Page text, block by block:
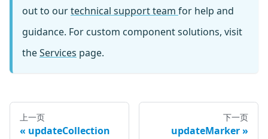
out to ourtechnical support team for help and
guidance. For custom component solutions, visit
theServices page.
上一页
updateCollection
下一页
updateMarker